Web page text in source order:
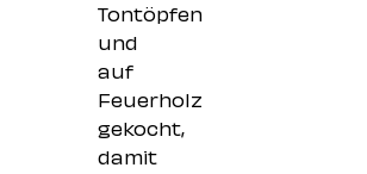
Tontöpfen
und
auf
Feuerholz
gekocht,
damit